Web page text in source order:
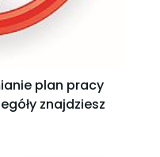
plan pracy
znajdziesz